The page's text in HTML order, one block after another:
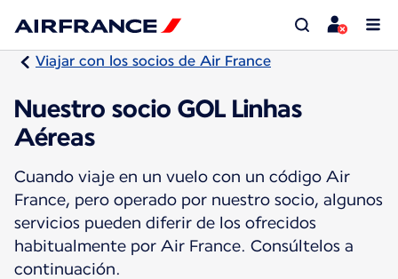
Viajar con los socios de Air France
Nuestro socio GOL Linhas
Aéreas
Cuando viaje en un vuelo con un código Air
France, pero operado por nuestro socio, algunos
servicios pueden diferir de los ofrecidos
habitualmente por Air France. Consúltelos a
continuación.